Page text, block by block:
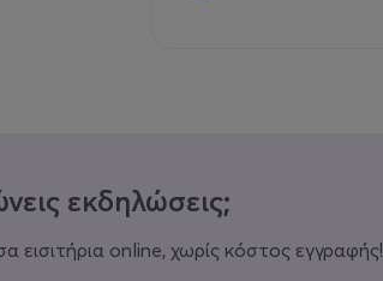
εκδηλώσεις;
εισιτήρια online, χωρίς κόστος εγγραφής!